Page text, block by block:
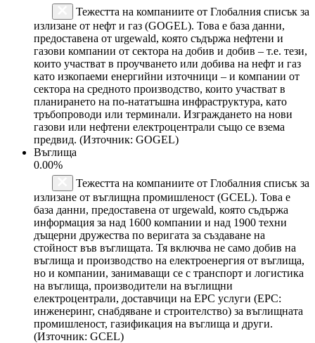
Тежестта на компаниите от Глобалния списък за
излизане от нефт и газ (GOGEL). Това е база данни,
предоставена от urgewald, която съдържа нефтени и
газови компании от сектора на добив и добив – т.е. тези,
които участват в проучването или добива на нефт и газ
като изкопаеми енергийни източници – и компании от
сектора на средното производство, които участват в
планирането на по-нататъшна инфраструктура, като
тръбопроводи или терминали. Изграждането на нови
газови или нефтени електроцентрали също се взема
предвид. (Източник: GOGEL)
Въглища
0.00%
Тежестта на компаниите от Глобалния списък за
излизане от въглищна промишленост (GCEL). Това е
база данни, предоставена от urgewald, която съдържа
информация за над 1600 компании и над 1900 техни
дъщерни дружества по веригата за създаване на
стойност във въглищата. Тя включва не само добив на
въглища и производство на електроенергия от въглища,
но и компании, занимаващи се с транспорт и логистика
на въглища, производители на въглищни
електроцентрали, доставчици на EPC услуги (EPC:
инженеринг, снабдяване и строителство) за въглищната
промишленост, газификация на въглища и други.
(Източник: GCEL)